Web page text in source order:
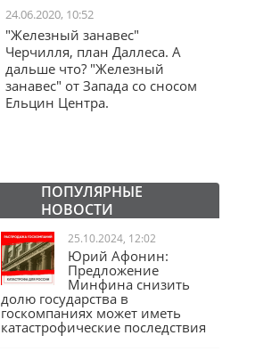
24.06.2020, 10:52
"Железный занавес"
Черчилля, план Даллеса. А
дальше что? "Железный
занавес" от Запада со сносом
Ельцин Центра.
ПОПУЛЯРНЫЕ
НОВОСТИ
25.10.2024, 12:02
Юрий Афонин:
Предложение
Минфина снизить
долю государства в
госкомпаниях может иметь
катастрофические последствия